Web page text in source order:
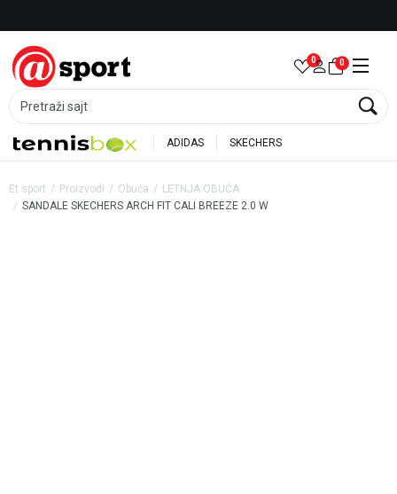
Pretraži sajt
0 0
ADIDAS SKECHERS
Et sport Proizvodi Obuća
LETNJA OBUĆA
SANDALE SKECHERS ARCH FIT CALI BREEZE 2.0 W